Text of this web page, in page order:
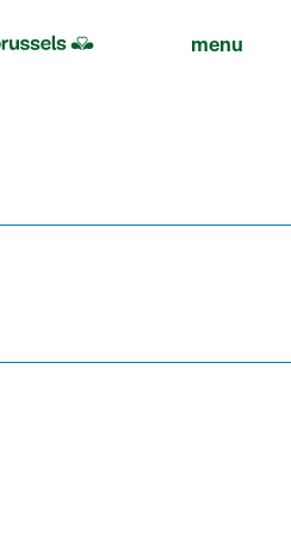
menu